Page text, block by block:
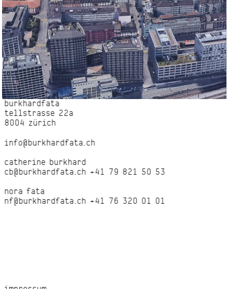
burkhardfata
tellstrasse 22a
8004 zürich
info@burkhardfata.ch
catherine burkhard
cb@burkhardfata.ch +41 79 821 50 53
nora fata
nf@burkhardfata.ch +41 76 320 01 01